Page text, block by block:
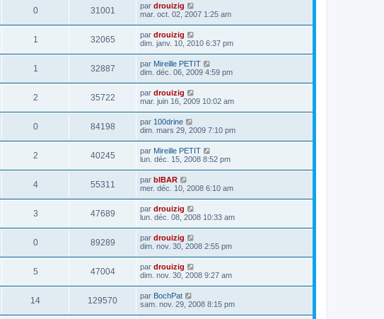
0 31001 par drouizig
mar. oct. 02, 2007 1:25 am
1 32065 par drouizig
dim. janv. 10, 2010 6:37 pm
1 32887 par Mireille PETIT
dim. déc. 06, 2009 4:59 pm
2 35722 par drouizig
mar. juin 16, 2009 10:02 am
0 84198 par 100drine
dim. mars 29, 2009 7:10 pm
2 40245 par Mireille PETIT
lun. déc. 15, 2008 8:52 pm
4 55311 par bIBAR
mer. déc. 10, 2008 6:10 am
3 47689 par drouizig
lun. déc. 08, 2008 10:33 am
0 89289 par drouizig
dim. nov. 30, 2008 2:55 pm
5 47004 par drouizig
dim. nov. 30, 2008 9:27 am
14 129570 par BochPat
sam. nov. 29, 2008 8:15 pm